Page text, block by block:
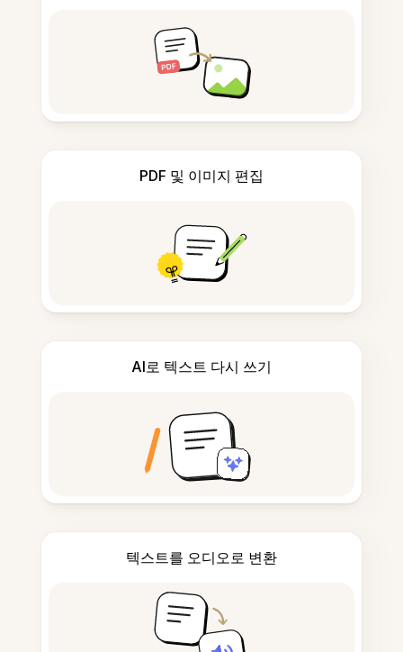
PDF 및 이미지 편집
AI로 텍스트 다시 쓰기
텍스트를 오디오로 변환